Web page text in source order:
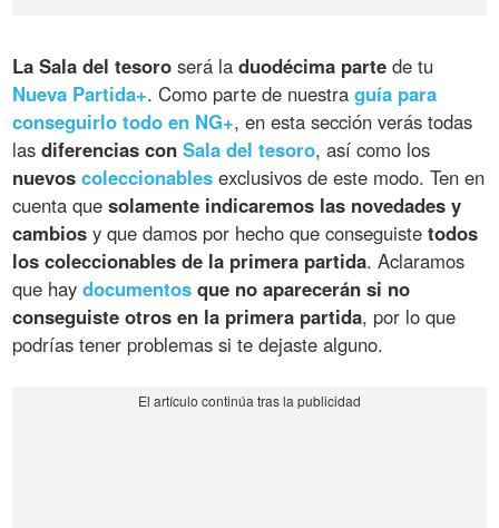
La Sala del tesoro será laduodécima parte de tu
Nueva Partida+. Como parte de nuestraguía para
conseguirlo todo en NG+, en esta sección verás todas
lasdiferencias conSala del tesoro, así como los
nuevoscoleccionables exclusivos de este modo. Ten en
cuenta quesolamente indicaremos las novedades y
cambios y que damos por hecho que conseguistetodos
los coleccionables de la primera partida. Aclaramos
que haydocumentos que no aparecerán si no
conseguiste otros en la primera partida, por lo que
podrías tener problemas si te dejaste alguno.